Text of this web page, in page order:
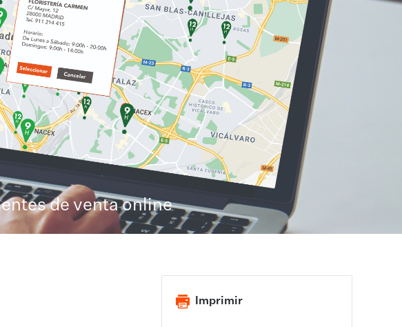
de venta online
Imprimir